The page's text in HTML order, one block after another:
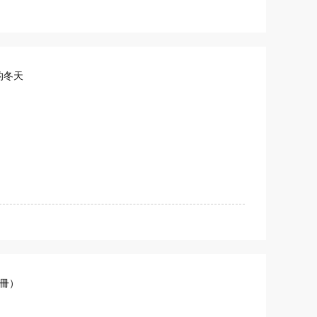
冬天
）